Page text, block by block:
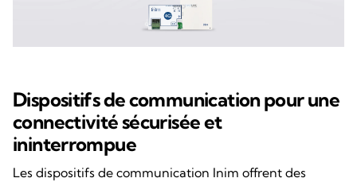
Dispositifs de communication pour une
connectivité sécurisée et
ininterrompue
Les dispositifs de communication Inim offrent des